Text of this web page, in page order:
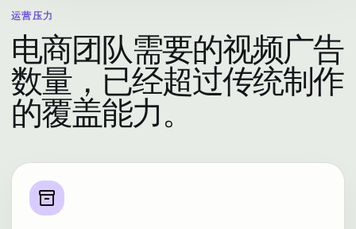
运营压力
电商团队需要的视频广告
数量，已经超过传统制作
的覆盖能力。
inventory_2